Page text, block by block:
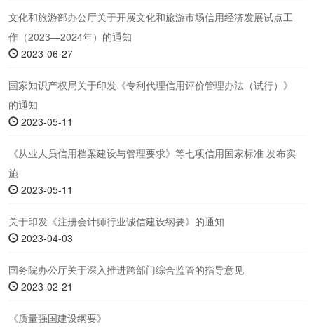
文化和旅游部办公厅关于开展文化和旅游市场信用经济发展试点工
作（2023—2024年）的通知
2023-06-27
国家知识产权局关于印发《专利代理信用评价管理办法（试行）》
的通知
2023-05-11
《从业人员信用档案建设与管理要求》等七项信用国家标准 发布实
施
2023-05-11
关于印发《注册会计师行业诚信建设纲要》的通知
2023-04-03
国务院办公厅关于深入推进跨部门综合监管的指导意见
2023-02-21
《质量强国建设纲要》